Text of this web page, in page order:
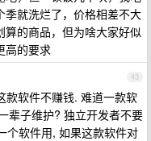
季就洗烂了，价格相差不大
的商品，但为啥大家好似
高的要求
43
款软件不赚钱. 难道一款软
辈子维护? 独立开发者不要
个软件用, 如果这款软件对